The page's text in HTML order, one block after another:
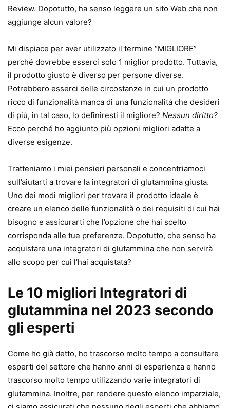
Review. Dopotutto, ha senso leggere un sito Web che non
aggiunge alcun valore?
Mi dispiace per aver utilizzato il termine “MIGLIORE”
perché dovrebbe esserci solo 1 miglior prodotto. Tuttavia,
il prodotto giusto è diverso per persone diverse.
Potrebbero esserci delle circostanze in cui un prodotto
ricco di funzionalità manca di una funzionalità che desideri
di più, in tal caso, lo definiresti il ​​migliore? Nessun diritto?
Ecco perché ho aggiunto più opzioni migliori adatte a
diverse esigenze.
Tratteniamo i miei pensieri personali e concentriamoci
sull’aiutarti a trovare la integratori di glutammina giusta.
Uno dei modi migliori per trovare il prodotto ideale è
creare un elenco delle funzionalità o dei requisiti di cui hai
bisogno e assicurarti che l’opzione che hai scelto
corrisponda alle tue preferenze. Dopotutto, che senso ha
acquistare una integratori di glutammina che non servirà
allo scopo per cui l’hai acquistata?
Le 10 migliori Integratori di
glutammina nel 2023 secondo
gli esperti
Come ho già detto, ho trascorso molto tempo a consultare
esperti del settore che hanno anni di esperienza e hanno
trascorso molto tempo utilizzando varie integratori di
glutammina. Inoltre, per rendere questo elenco imparziale,